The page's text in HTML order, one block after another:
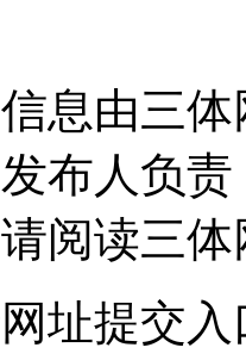
息由三
布人负
阅读三
址提交入